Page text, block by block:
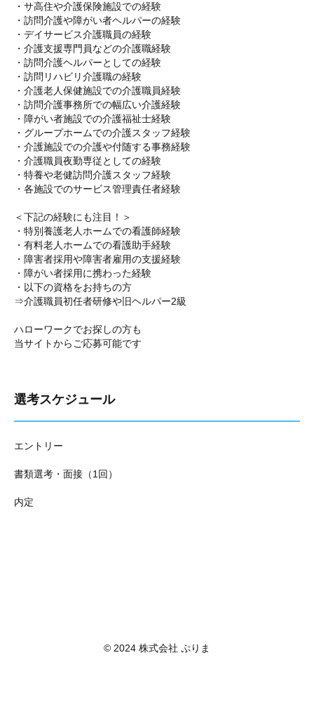
・サ高住や介護保険施設での経験
・訪問介護や障がい者ヘルパーの経験
・デイサービス介護職員の経験
・介護支援専門員などの介護職経験
・訪問介護ヘルパーとしての経験
・訪問リハビリ介護職の経験
・介護老人保健施設での介護職員経験
・訪問介護事務所での幅広い介護経験
・障がい者施設での介護福祉士経験
・グループホームでの介護スタッフ経験
・介護施設での介護や付随する事務経験
・介護職員夜勤専従としての経験
・特養や老健訪問介護スタッフ経験
・各施設でのサービス管理責任者経験
＜下記の経験にも注目！＞
・特別養護老人ホームでの看護師経験
・有料老人ホームでの看護助手経験
・障害者採用や障害者雇用の支援経験
・障がい者採用に携わった経験
・以下の資格をお持ちの方
⇒介護職員初任者研修や旧ヘルパー2級
ハローワークでお探しの方も
当サイトからご応募可能です
選考スケジュール
エントリー
書類選考・面接（1回）
内定
© 2024 株式会社 ぷりま